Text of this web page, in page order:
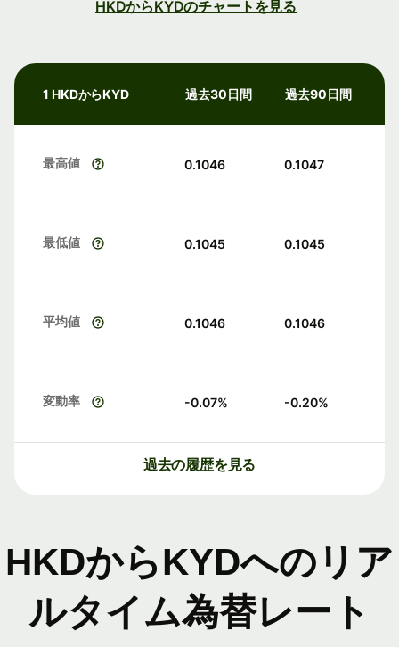
HKDからKYDのチャートを見る
1 HKDからKYD 過去30日間 過去90日間
最高値 0.1046 0.1047
最低値 0.1045 0.1045
平均値 0.1046 0.1046
変動率 -0.07% -0.20%
過去の履歴を見る
HKDからKYDへのリア
ルタイム為替レート